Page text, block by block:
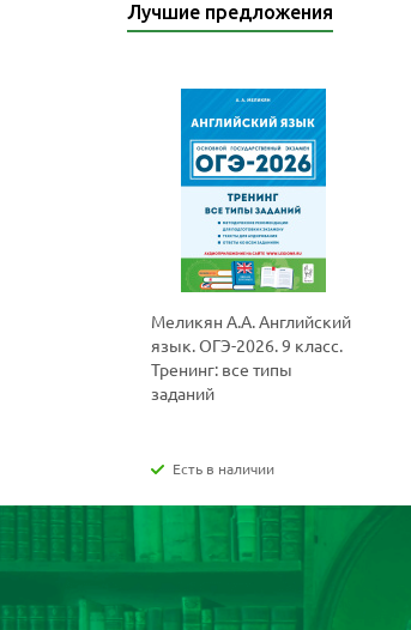
Лучшие предложения
Меликян А.А. Английский
язык. ОГЭ-2026. 9 класс.
Тренинг: все типы
заданий
Есть в наличии